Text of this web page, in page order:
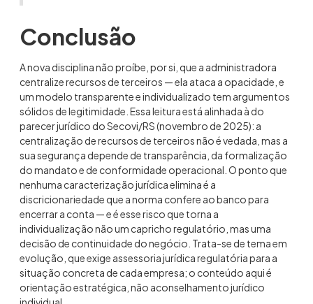
Conclusão
A nova disciplina não proíbe, por si, que a administradora
centralize recursos de terceiros — ela ataca a opacidade, e
um modelo transparente e individualizado tem argumentos
sólidos de legitimidade. Essa leitura está alinhada à do
parecer jurídico do Secovi/RS (novembro de 2025): a
centralização de recursos de terceiros não é vedada, mas a
sua segurança depende de transparência, da formalização
do mandato e de conformidade operacional. O ponto que
nenhuma caracterização jurídica elimina é a
discricionariedade que a norma confere ao banco para
encerrar a conta — e é esse risco que torna a
individualização não um capricho regulatório, mas uma
decisão de continuidade do negócio. Trata-se de tema em
evolução, que exige assessoria jurídica regulatória para a
situação concreta de cada empresa; o conteúdo aqui é
orientação estratégica, não aconselhamento jurídico